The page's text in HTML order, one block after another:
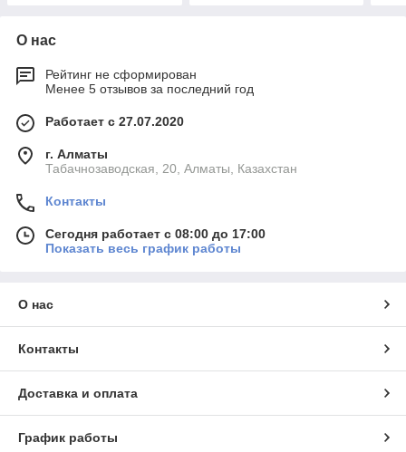
О нас
Рейтинг не сформирован
Менее 5 отзывов за последний год
Работает с 27.07.2020
г. Алматы
Табачнозаводская, 20, Алматы, Казахстан
Контакты
Сегодня работает с 08:00 до 17:00
Показать весь график работы
О нас
Контакты
Доставка и оплата
График работы